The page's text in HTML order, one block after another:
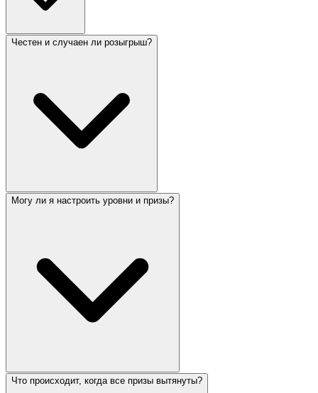
Честен и случаен ли розыгрыш?
Могу ли я настроить уровни и призы?
Что происходит, когда все призы вытянуты?